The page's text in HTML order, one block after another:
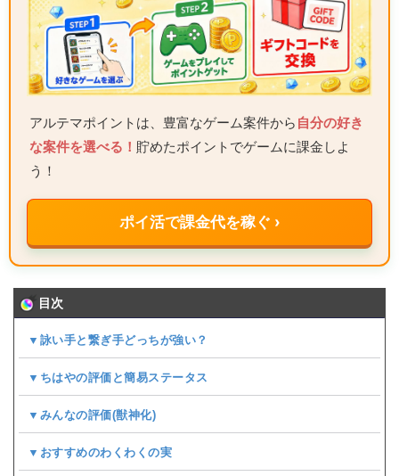
アルテマポイントは、豊富なゲーム案件から 自分の好き
な案件を選べる！ 貯めたポイントでゲームに課金しよ
う！
ポイ活で課金代を稼ぐ ›
目次
▼詠い手と繋ぎ手どっちが強い？
▼ちはやの評価と簡易ステータス
▼みんなの評価(獣神化)
▼おすすめのわくわくの実